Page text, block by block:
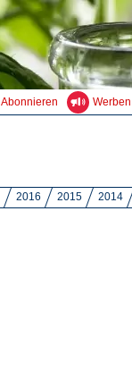
Abonnieren Werben
2016 2015 2014